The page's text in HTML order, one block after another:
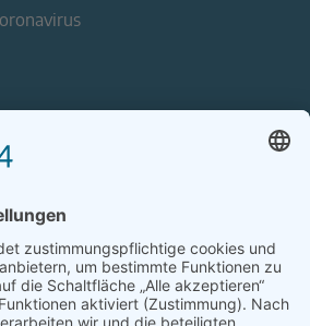
Mitgliederjournal
Handels
– Personal Award 2026
mit Kuhlage und Gästen